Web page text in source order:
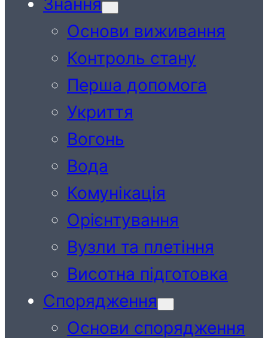
Знання
Основи виживання
Контроль стану
Перша допомога
Укриття
Вогонь
Вода
Комунікація
Орієнтування
Вузли та плетіння
Висотна підготовка
Спорядження
Основи спорядження